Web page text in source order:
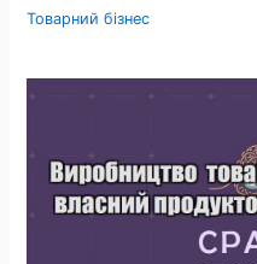
Товарний бізнес